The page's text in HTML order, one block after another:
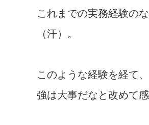
これまでの実務経験の
（汗）。
このような経験を経て
強は大事だなと改めて感